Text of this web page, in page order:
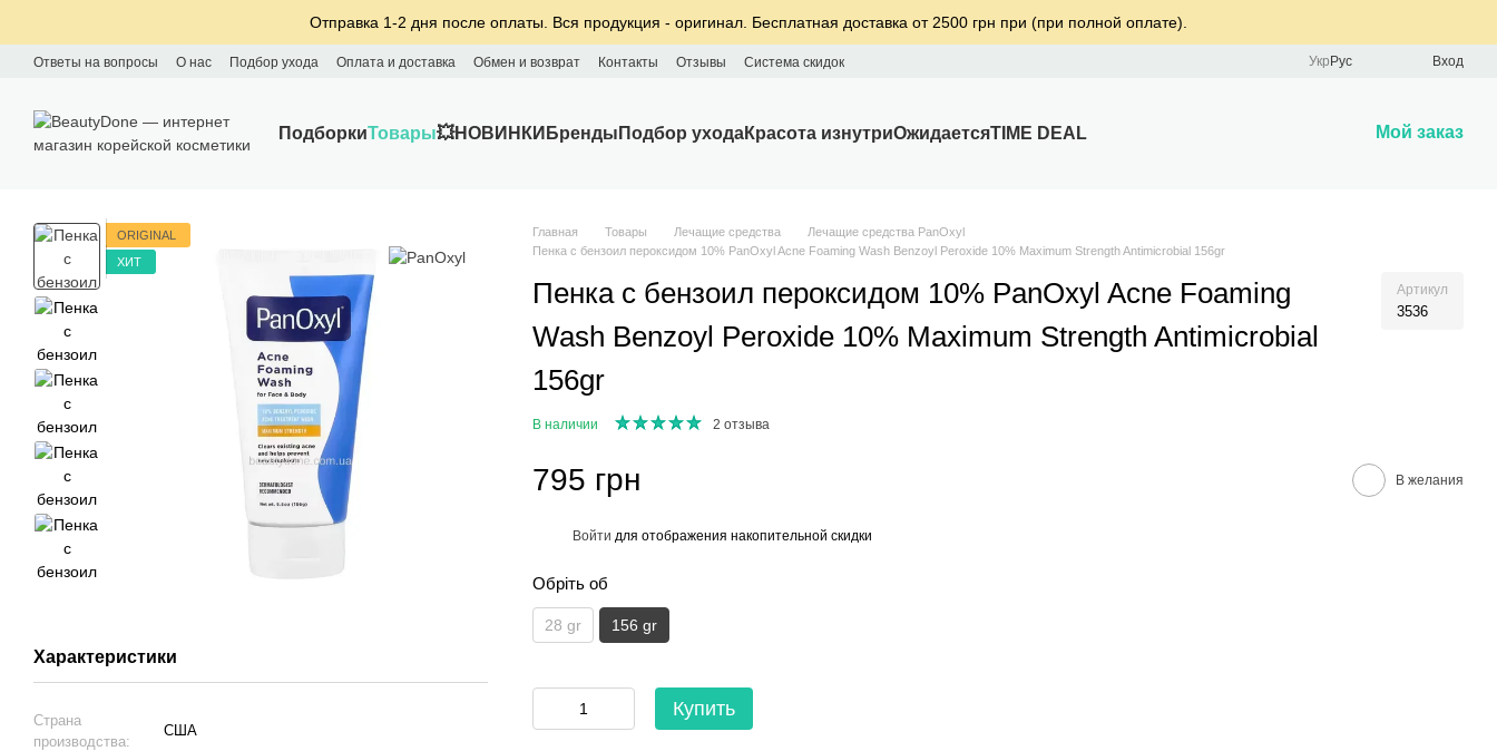
Отправка 1-2 дня после оплаты. Вся продукция - оригинал. Бесплатная доставка от 2500 грн при (при полной оплате).
Ответы на вопросы О нас Подбор ухода Оплата и доставка Обмен и возврат Контакты Отзывы Система скидок Укр Рус Вход
ПодборкиТовары💥НОВИНКИ Бренды Подбор уходаКрасота изнутриОжидаетсяTIME DEAL Мой заказ
ORIGINAL
ХИТ
Характеристики
Страна
производства:
США
Главная Товары Лечащие средства
Лечащие средства PanOxyl
Пенка с бензоил пероксидом 10% PanOxyl Acne Foaming Wash Benzoyl Peroxide 10% Maximum Strength Antimicrobial 156gr
Пенка с бензоил пероксидом 10% PanOxyl Acne Foaming
Wash Benzoyl Peroxide 10% Maximum Strength Antimicrobial
156gr
Артикул
3536
В наличии 2 отзыва
795 грн В желания
Войти для отображения накопительной скидки
Обріть об
28 gr 156 gr
Купить